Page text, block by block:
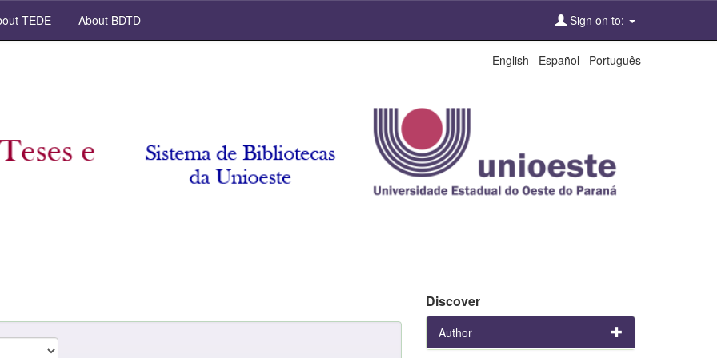
TEDE About BDTD Sign on to:
English Español Português
Discover
Author